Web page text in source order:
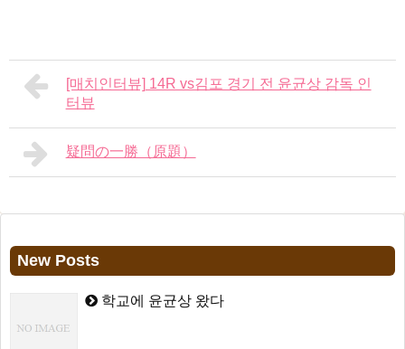
[매치인터뷰] 14R vs김포 경기 전 윤균상 감독 인
터뷰
疑問の一勝（原題）
New Posts
학교에 윤균상 왔다